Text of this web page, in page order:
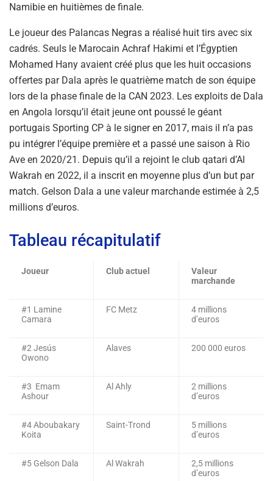
Namibie en huitièmes de finale.
Le joueur des Palancas Negras a réalisé huit tirs avec six
cadrés. Seuls le Marocain Achraf Hakimi et l’Égyptien
Mohamed Hany avaient créé plus que les huit occasions
offertes par Dala après le quatrième match de son équipe
lors de la phase finale de la CAN 2023. Les exploits de Dala
en Angola lorsqu’il était jeune ont poussé le géant
portugais Sporting CP à le signer en 2017, mais il n’a pas
pu intégrer l’équipe première et a passé une saison à Rio
Ave en 2020/21. Depuis qu’il a rejoint le club qatari d’Al
Wakrah en 2022, il a inscrit en moyenne plus d’un but par
match. Gelson Dala a une valeur marchande estimée à 2,5
millions d’euros.
Tableau récapitulatif
Joueur Club actuel
Valeur
marchande
#1 Lamine
Camara
FC Metz
4 millions
d’euros
#2 Jesús
Owono
Alaves 200 000 euros
#3 Emam
Ashour
Al Ahly
2 millions
d’euros
#4 Aboubakary
Koita
Saint-Trond
5 millions
d’euros
#5 Gelson Dala Al Wakrah
2,5 millions
d’euros